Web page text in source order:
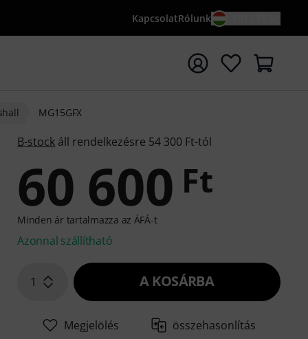
KapcsolatRólunk
indítása {searchTerm} keresőszóval
MG15GFX
B-stock áll rendelkezésre 54 300 Ft-tól
60 600 Ft
Minden ár tartalmazza az ÁFÁ-t
Azonnal szállítható
1 A KOSÁRBA
Megjelölés
összehasonlítás